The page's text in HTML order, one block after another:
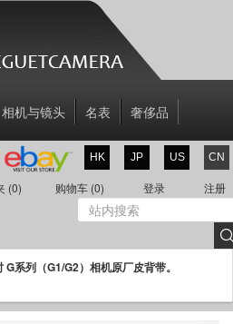
CN
US
JP
HK
注册
登录
购物车 (0)
(0)
相机与镜头 名表
奢侈品
关于我们
联系我们
商品
折扣区
G系列（G1/G2）相机原厂皮背带。